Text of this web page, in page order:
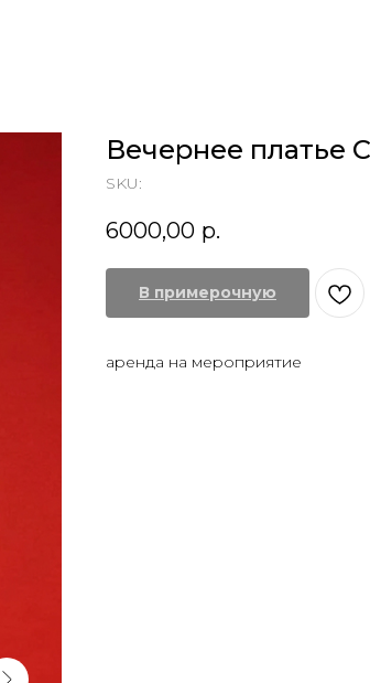
Вечернее платье
SKU:
6000,00 р.
В примерочную
аренда на мероприятие